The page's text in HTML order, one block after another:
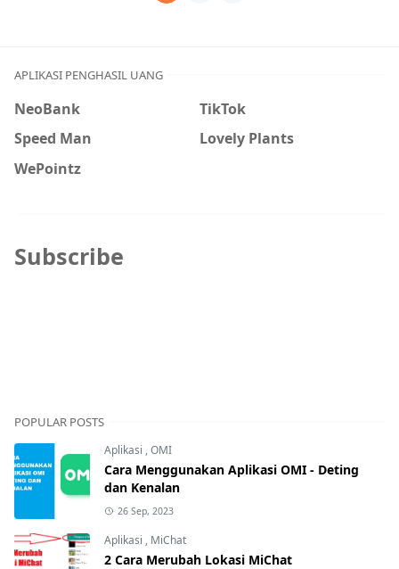
APLIKASI PENGHASIL UANG
NeoBank
TikTok
Speed Man
Lovely Plants
WePointz
Subscribe
POPULAR POSTS
Aplikasi ,OMI
Cara Menggunakan Aplikasi OMI - Deting
dan Kenalan
26 Sep, 2023
Aplikasi , MiChat
2 Cara Merubah Lokasi MiChat